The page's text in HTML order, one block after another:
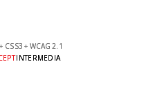
+ CSS3 + WCAG 2.1
INTERMEDIA